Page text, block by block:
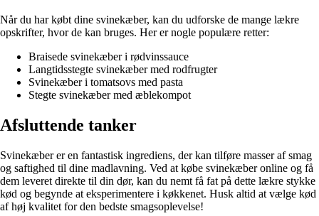
Når du har købt dine svinekæber, kan du udforske de mange lækre
opskrifter, hvor de kan bruges. Her er nogle populære retter:
Braisede svinekæber i rødvinssauce
Langtidsstegte svinekæber med rodfrugter
Svinekæber i tomatsovs med pasta
Stegte svinekæber med æblekompot
Afsluttende tanker
Svinekæber er en fantastisk ingrediens, der kan tilføre masser af smag
og saftighed til dine madlavning. Ved at købe svinekæber online og få
dem leveret direkte til din dør, kan du nemt få fat på dette lækre stykke
kød og begynde at eksperimentere i køkkenet. Husk altid at vælge kød
af høj kvalitet for den bedste smagsoplevelse!